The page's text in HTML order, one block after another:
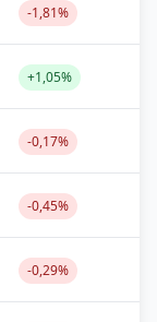
-1,81%
+1,05%
-0,17%
-0,45%
-0,29%